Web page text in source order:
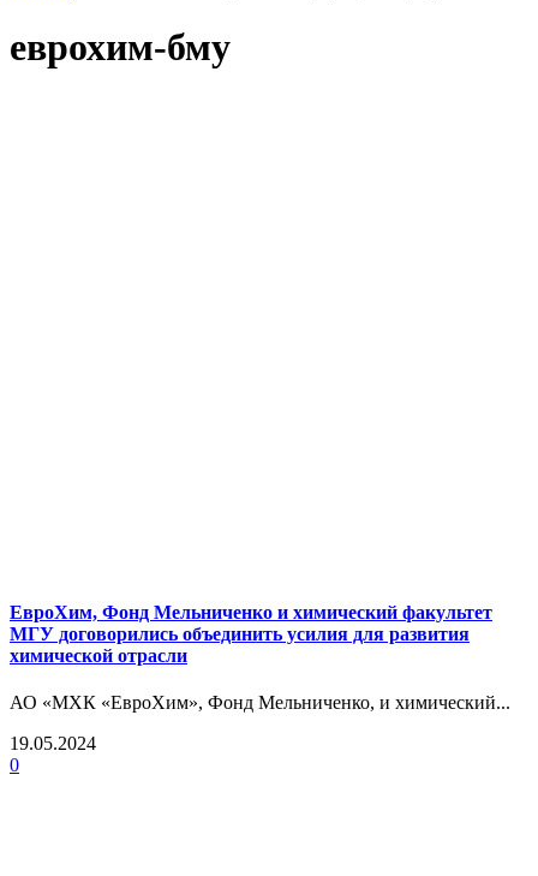
еврохим-бму
ЕвроХим, Фонд Мельниченко и химический факультет
МГУ договорились объединить усилия для развития
химической отрасли
АО «МХК «ЕвроХим», Фонд Мельниченко, и химический...
19.05.2024
0